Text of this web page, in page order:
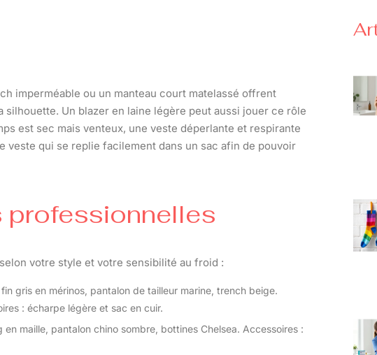
imperméable ou un manteau court matelassé offrent
Un blazer en laine légère peut aussi jouer ce rôle
est sec mais venteux, une veste déperlante et respirante
veste qui se replie facilement dans un sac afin de pouvoir
professionnelles
votre style et votre sensibilité au froid :
gris en mérinos, pantalon de tailleur marine, trench beige.
: écharpe légère et sac en cuir.
maille, pantalon chino sombre, bottines Chelsea. Accessoires :